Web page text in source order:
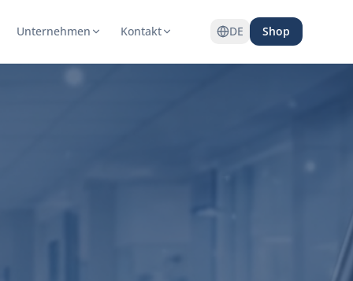
Unternehmen Kontakt DE Shop